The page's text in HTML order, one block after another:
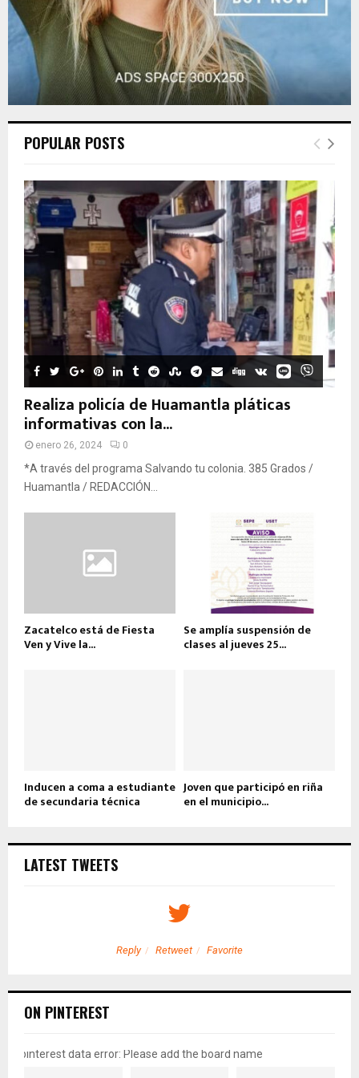
POPULAR POSTS
Realiza policía de Huamantla pláticas
informativas con la...
enero 26, 2024 0
*A través del programa Salvando tu colonia. 385 Grados /
Huamantla / REDACCIÓN...
Zacatelco está de Fiesta
Ven y Vive la...
Se amplía suspensión de
clases al jueves 25...
Inducen a coma a estudiante
de secundaria técnica
Joven que participó en riña
en el municipio...
LATEST TWEETS
Reply Retweet Favorite
ON PINTEREST
pinterest data error: Please add the board name